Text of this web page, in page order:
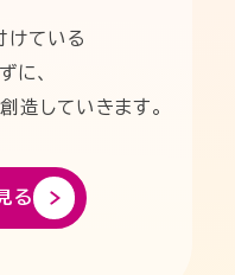
ている
に、
造していきます。
る